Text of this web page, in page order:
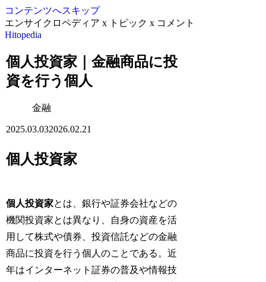
コンテンツへスキップ
エンサイクロペディア x トピック x コメント
Hitopedia
個人投資家｜金融商品に投
資を行う個人
金融
2025.03.032026.02.21
個人投資家
個人投資家とは、銀行や証券会社などの
機関投資家とは異なり、自身の資産を活
用して株式や債券、投資信託などの金融
商品に投資を行う個人のことである。近
年はインターネット証券の普及や情報技